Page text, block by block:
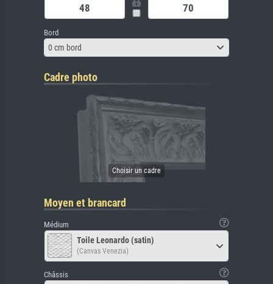
Bord
0 cm bord
Cadre photo
Moyen et brancard
Médium
Toile Leonardo (satin)
(Canvas Venezia)
Châssis